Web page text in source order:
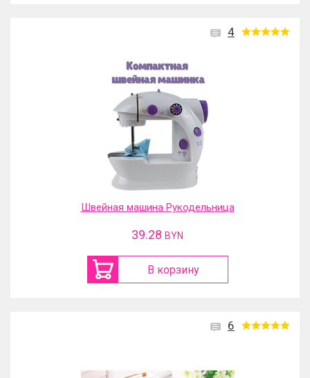
4
Швейная машина Рукодельница
39.28 BYN
В корзину
6